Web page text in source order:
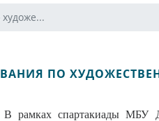
ПО
В рамках спартакиады МБУ